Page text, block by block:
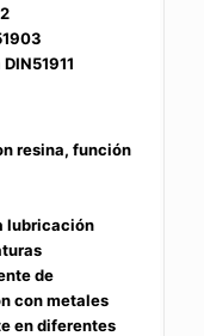
resina, función
lubricación
de
con metales
en diferentes